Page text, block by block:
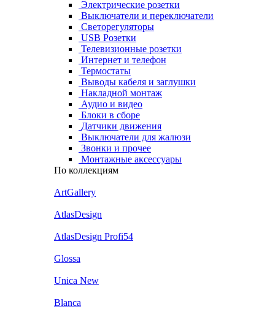
Электрические розетки
Выключатели и переключатели
Светорегуляторы
USB Розетки
Телевизионные розетки
Интернет и телефон
Термостаты
Выводы кабеля и заглушки
Накладной монтаж
Аудио и видео
Блоки в сборе
Датчики движения
Выключатели для жалюзи
Звонки и прочее
Монтажные аксессуары
По коллекциям
ArtGallery
AtlasDesign
AtlasDesign Profi54
Glossa
Unica New
Blanca